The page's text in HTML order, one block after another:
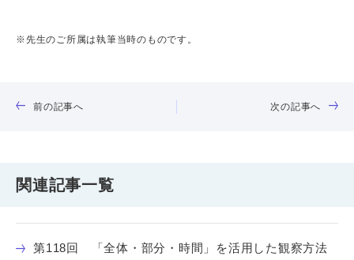
※先生のご所属は執筆当時のものです。
前の記事へ 次の記事へ
関連記事一覧
第118回 「全体・部分・時間」を活用した観察方法